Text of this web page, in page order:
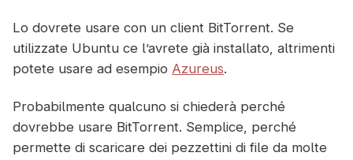
Lo dovrete usare con un client BitTorrent. Se
utilizzate Ubuntu ce l’avrete già installato, altrimenti
potete usare ad esempio Azureus.
Probabilmente qualcuno si chiederà perché
dovrebbe usare BitTorrent. Semplice, perché
permette di scaricare dei pezzettini di file da molte